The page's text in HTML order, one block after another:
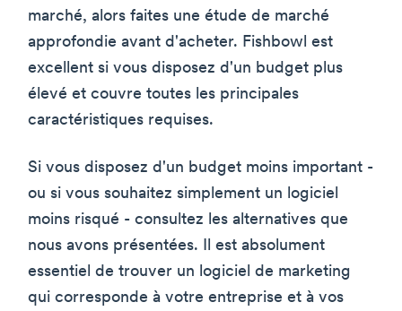
marché, alors faites une étude de marché
approfondie avant d'acheter. Fishbowl est
excellent si vous disposez d'un budget plus
élevé et couvre toutes les principales
caractéristiques requises.
Si vous disposez d'un budget moins important -
ou si vous souhaitez simplement un logiciel
moins risqué - consultez les alternatives que
nous avons présentées. Il est absolument
essentiel de trouver un logiciel de marketing
qui corresponde à votre entreprise et à vos